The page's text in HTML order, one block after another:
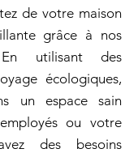
de votre maison
grâce à nos
En utilisant des
écologiques,
un espace sain
ou votre
des besoins